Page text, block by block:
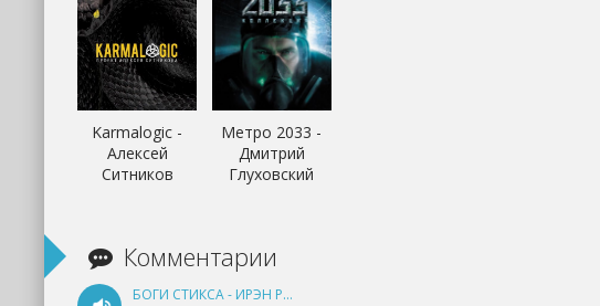
Karmalogic -
Алексей
Ситников
Метро 2033 -
Дмитрий
Глуховский
Комментарии
БОГИ СТИКСА - ИРЭН РУДКЕВИЧ